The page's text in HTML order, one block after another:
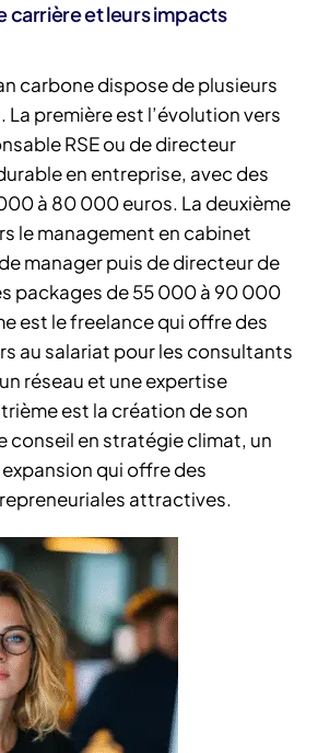
carrière et leurs impacts
carbone dispose de plusieurs
La première est l’évolution vers
RSE ou de directeur
en entreprise, avec des
à 80 000 euros. La deuxième
le management en cabinet
manager puis de directeur de
packages de 55 000 à 90 000
est le freelance qui offre des
au salariat pour les consultants
réseau et une expertise
est la création de son
conseil en stratégie climat, un
qui offre des
attractives.